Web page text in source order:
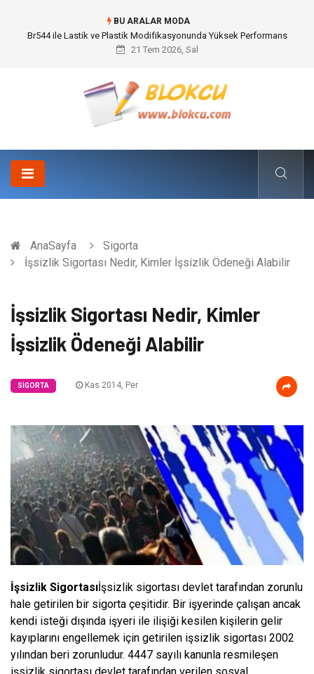
BU ARALAR MODA
İnternetten Kıyafet Alırken Beden Seçimi Neden Önemlidir?
21 Tem 2026, Sal
AnaSayfa
Sigorta
İşsizlik Sigortası Nedir, Kimler İşsizlik Ödeneği Alabilir
İşsizlik Sigortası Nedir, Kimler
İşsizlik Ödeneği Alabilir
SIGORTA Kas 2014, Per
İşsizlik Sigortasıİşsizlik sigortası devlet tarafından zorunlu
hale getirilen bir sigorta çeşitidir. Bir işyerinde çalışan ancak
kendi isteği dışında işyeri ile ilişiği kesilen kişilerin gelir
kayıplarını engellemek için getirilen işsizlik sigortası 2002
yılından beri zorunludur. 4447 sayılı kanunla resmileşen